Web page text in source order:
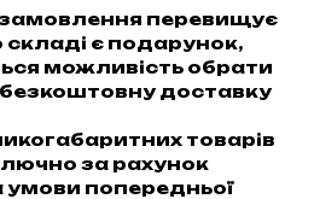
перевищує
складі є подарунок,
можливість обрати
безкоштовну доставку
товарів
за рахунок
попередньої